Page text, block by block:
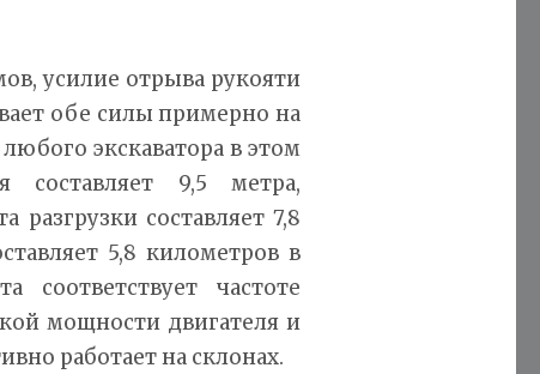
усилие отрыва рукояти
обе силы примерно на
экскаватора в этом
составляет 9,5 метра,
разгрузки составляет 7,8
5,8 километров в
соответствует частоте
мощности двигателя и
работает на склонах.